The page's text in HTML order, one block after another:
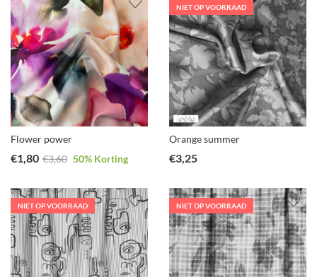
Flower power
€1,80 €3,60 50% Korting
NIET OP VOORRAAD
Orange summer
€3,25
NIET OP VOORRAAD NIET OP VOORRAAD